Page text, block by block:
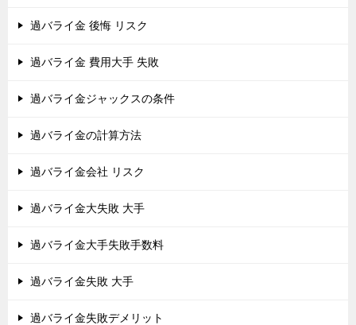
過バライ金 後悔 リスク
過バライ金 費用大手 失敗
過バライ金ジャックスの条件
過バライ金の計算方法
過バライ金会社 リスク
過バライ金大失敗 大手
過バライ金大手失敗手数料
過バライ金失敗 大手
過バライ金失敗デメリット